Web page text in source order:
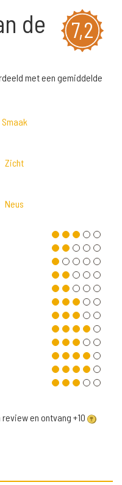
7,2
de
met een gemiddelde
Smaak
Zicht
Neus
en ontvang +10